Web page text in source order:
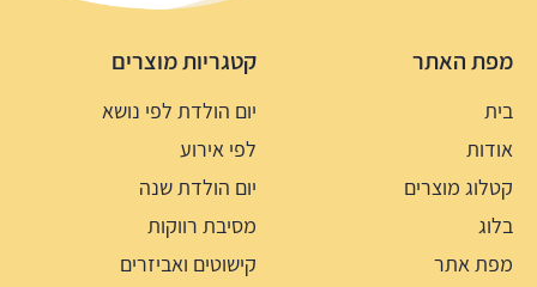
מפת האתר
בית
אודות
קטלוג מוצרים
בלוג
מפת אתר
קטגריות מוצרים
יום הולדת לפי נושא
לפי אירוע
יום הולדת שנה
מסיבת רווקות
קישוטים ואביזרים